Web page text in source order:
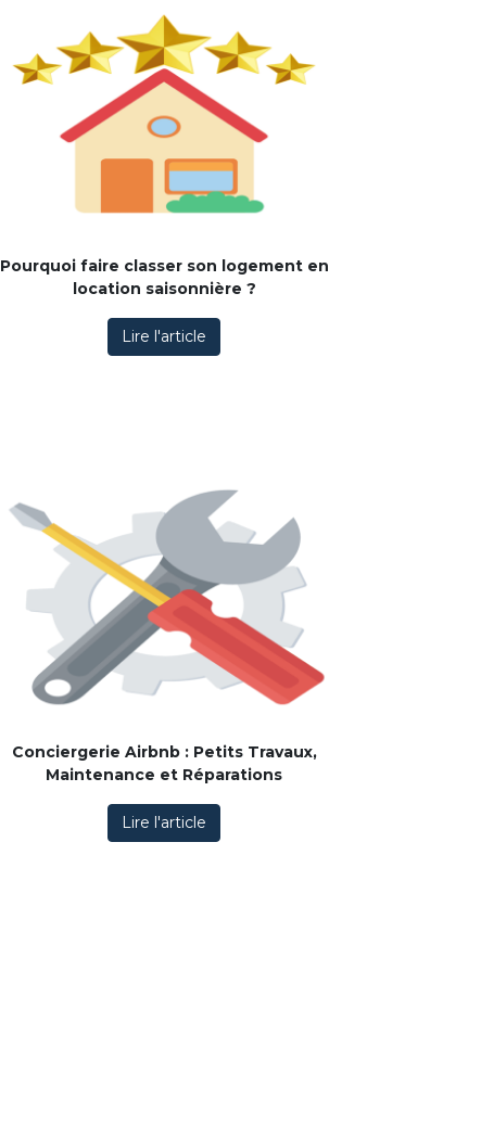
Pourquoi faire classer son logement en
location saisonnière ?
Lire l'article
Conciergerie Airbnb : Petits Travaux,
Maintenance et Réparations
Lire l'article